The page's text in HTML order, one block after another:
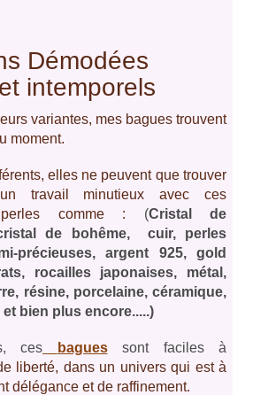
Démodées
intemporels
variantes, mes bagues trouvent
moment.
elles ne peuvent que trouver
travail minutieux avec ces
perles comme : (Cristal de
de bohême, cuir, perles
précieuses, argent 925, gold
rocailles japonaises, métal,
résine, porcelaine, céramique,
bien plus encore.....)
ces baguessont faciles à
liberté, dans un univers qui est à
délégance et de raffinement.